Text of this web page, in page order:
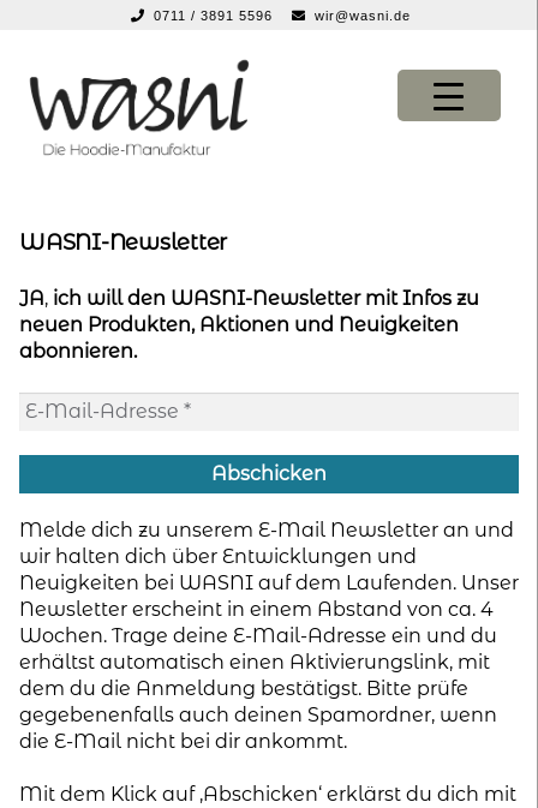
0711 / 3891 5596 wir@wasni.de
Navigation
springen
Inhalt
springen
über uns
vor ort
suche
kontakt
home
WASNI-Newsletter
JA, ich will den WASNI-Newsletter mit Infos zu
neuen Produkten, Aktionen und Neuigkeiten
abonnieren.
Melde dich zu unserem E-Mail Newsletter an und
wir halten dich über Entwicklungen und
Neuigkeiten bei WASNI auf dem Laufenden. Unser
Newsletter erscheint in einem Abstand von ca. 4
Wochen. Trage deine E-Mail-Adresse ein und du
erhältst automatisch einen Aktivierungslink, mit
dem du die Anmeldung bestätigst. Bitte prüfe
gegebenenfalls auch deinen Spamordner, wenn
die E-Mail nicht bei dir ankommt.
Mit dem Klick auf ‚Abschicken‘ erklärst du dich mit